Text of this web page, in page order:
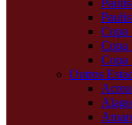
Copa
Copa
Copa
Outros